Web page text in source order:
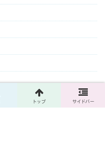
トップ サイドバー